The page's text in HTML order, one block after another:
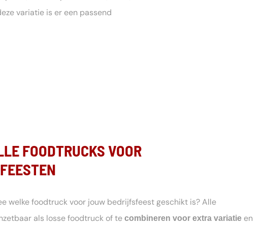
variatie is er een passend
FOODTRUCKS VOOR
welke foodtruck voor jouw bedrijfsfeest geschikt is? Alle
als losse foodtruck of te combineren voor extra variatie en